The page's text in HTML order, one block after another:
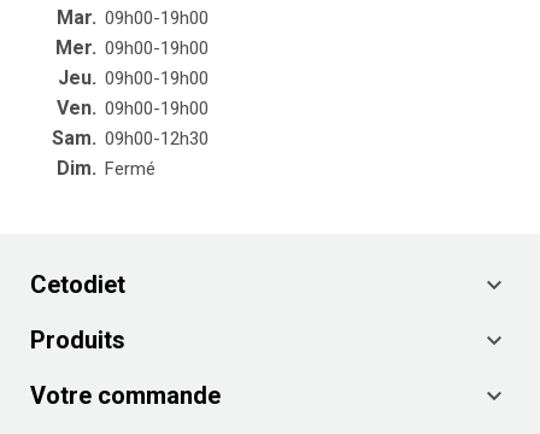
Mar. 09h00-19h00
Mer. 09h00-19h00
Jeu. 09h00-19h00
Ven. 09h00-19h00
Sam. 09h00-12h30
Dim. Fermé
Cetodiet

Produits

Votre commande
